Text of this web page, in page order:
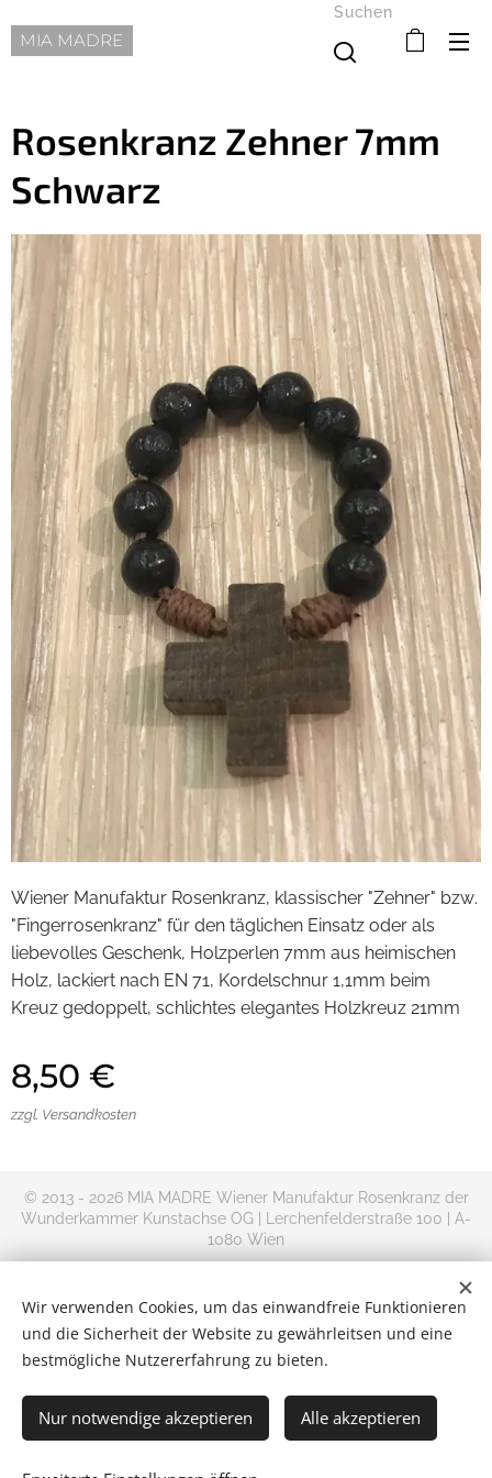
MIA MADRE
Suchen
Rosenkranz Zehner 7mm
Schwarz
Wiener Manufaktur Rosenkranz, klassischer "Zehner" bzw.
"Fingerrosenkranz" für den täglichen Einsatz oder als
liebevolles Geschenk, Holzperlen 7mm aus heimischen
Holz, lackiert nach EN 71, Kordelschnur 1,1mm beim
Kreuz gedoppelt, schlichtes elegantes Holzkreuz 21mm
8,50 €
zzgl. Versandkosten
Zum Warenkorb hinzufügen
© 2013 - 2026 MIA MADRE Wiener Manufaktur Rosenkranz der
Wunderkammer Kunstachse OG | Lerchenfelderstraße 100 | A-
1080 Wien
Rosenkranz kaufen im Online Shop | Versand Deutschland,
Österreich und Rest-Europa
Kontakt | Impressum|Allgemeine
Geschäftsbedingungen| Datenschutzerklärung
Cookies
Wir verwenden Cookies, um das einwandfreie Funktionieren
und die Sicherheit der Website zu gewährleitsen und eine
bestmögliche Nutzererfahrung zu bieten.
Nur notwendige akzeptieren Alle akzeptieren